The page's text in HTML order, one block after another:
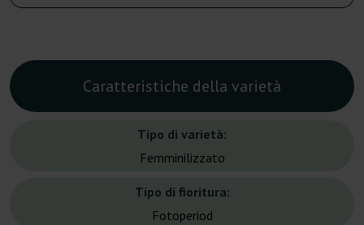
Caratteristiche della varietà
Tipo di varietà:
Femminilizzato
Tipo di fioritura:
Fotoperiod